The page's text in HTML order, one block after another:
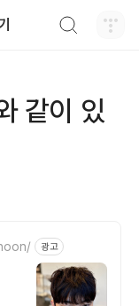
같이 있
광고